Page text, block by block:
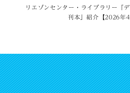
リエゾンセンター・ライブラリー「
刊本」紹介【2026年4